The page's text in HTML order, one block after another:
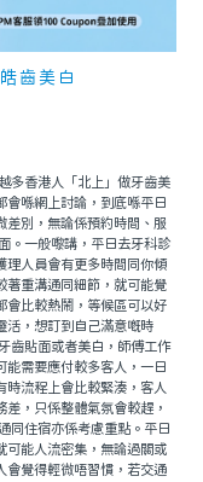
皓齒美白
多香港人「北上」做牙齒美
會喺網上討論，到底喺平日
差別，無論係預約時間、服
。一般嚟講，平日去牙科診
理人員會有更多時間同你傾
著重溝通同細節，就可能覺
會比較熱鬧，等候區可以好
活，想訂到自己滿意嘅時
齒貼面或者美白，師傅工作
能需要應付較多客人，一日
時流程上會比較緊湊，客人
，只係整體氣氛會較趕，
同住宿亦係考慮重點。平日
可能人流密集，無論過關或
會覺得輕微唔習慣，若交通